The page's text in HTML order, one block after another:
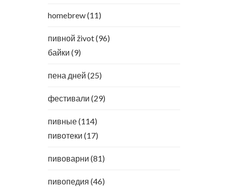
homebrew(11)
пивной život(96)
байки (9)
пена дней (25)
фестивали (29)
пивные(114)
пивотеки (17)
пивоварни (81)
пивопедия (46)